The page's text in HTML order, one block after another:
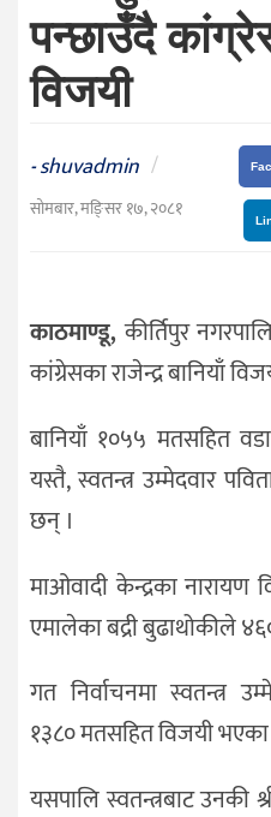
प्रविधि
जीवनशैली
दर्शन
/
संस्कृति
राजनीति
पन्छाउँदै
विजयी
-shuvadmin /
सोमबार, मङि्सर १७, २०८१
काठमाण्डू, कीर्तिपुर
कांग्रेसका राजेन्द्र बानियाँ
बानियाँ १०५५ मतसहित
यस्तै, स्वतन्त्र उम्मेदवार
छन् ।
माओवादी केन्द्रका नारायण
एमालेका बद्री बुढाथोकीले
गत निर्वाचनमा स्वतन्त्र
१३८० मतसहित विजयी भएका
यसपालि स्वतन्त्रबाट उनकी